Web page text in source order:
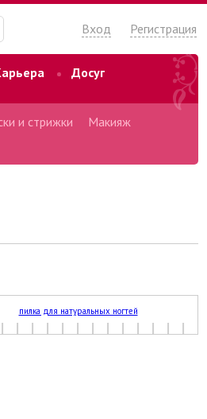
Вход Регистрация
Досуг
и стрижки
Макияж
пилка для натуральных ногтей